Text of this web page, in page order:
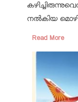
നൽകിയ
Read More